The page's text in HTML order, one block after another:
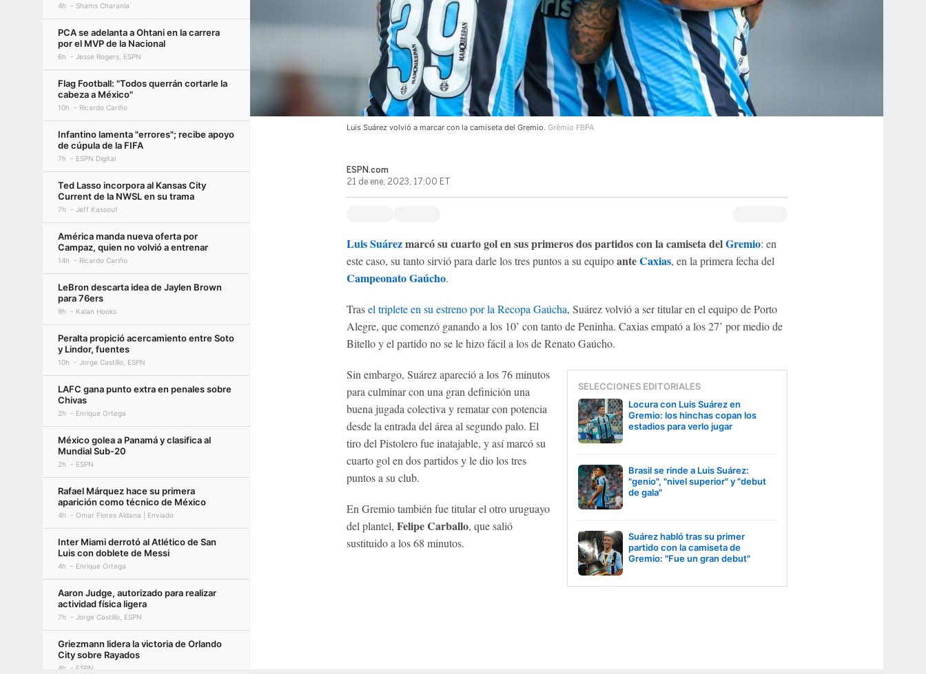
4h Shams Charania
PCA se adelanta a Ohtani en la carrera
por el MVP de la Nacional
6h Jesse Rogers, ESPN
Flag Football: "Todos querrán cortarle la
cabeza a México"
10h Ricardo Cariño
Infantino lamenta "errores"; recibe apoyo
de cúpula de la FIFA
7h ESPN Digital
Ted Lasso incorpora al Kansas City
Current de la NWSL en su trama
7h Jeff Kassouf
América manda nueva oferta por
Campaz, quien no volvió a entrenar
14h Ricardo Cariño
LeBron descarta idea de Jaylen Brown
para 76ers
9h Kalan Hooks
Peralta propició acercamiento entre Soto
y Lindor, fuentes
10h Jorge Castillo, ESPN
LAFC gana punto extra en penales sobre
Chivas
2h Enrique Ortega
México golea a Panamá y clasifica al
Mundial Sub-20
2h ESPN
Rafael Márquez hace su primera
aparición como técnico de México
4h Omar Flores Aldana | Enviado
Inter Miami derrotó al Atlético de San
Luis con doblete de Messi
4h Enrique Ortega
Aaron Judge, autorizado para realizar
actividad física ligera
7h Jorge Castillo, ESPN
Griezmann lidera la victoria de Orlando
City sobre Rayados
4h ESPN
Luis Suárez volvió a marcar con la camiseta del Gremio. Grêmio FBPA
ESPN.com
21 de ene, 2023, 17:00 ET
Luis Suárezmarcó su cuarto gol en sus primeros dos partidos con la camiseta delGremio: en
este caso, su tanto sirvió para darle los tres puntos a su equipoanteCaxias, en la primera fecha del
Campeonato Gaúcho.
Trasel triplete en su estreno por la Recopa Gaúcha, Suárez volvió a ser titular en el equipo de Porto
Alegre, que comenzó ganando a los 10’ con tanto de Peninha. Caxias empató a los 27’ por medio de
Bitello y el partido no se le hizo fácil a los de Renato Gaúcho.
SELECCIONES EDITORIALES
Locura con Luis Suárez en
Gremio: los hinchas copan los
estadios para verlo jugar
Brasil se rinde a Luis Suárez:
"genio", "nivel superior" y "debut
de gala"
Suárez habló tras su primer
partido con la camiseta de
Gremio: "Fue un gran debut"
Sin embargo, Suárez apareció a los 76 minutos
para culminar con una gran definición una
buena jugada colectiva y rematar con potencia
desde la entrada del área al segundo palo. El
tiro del Pistolero fue inatajable, y así marcó su
cuarto gol en dos partidos y le dio los tres
puntos a su club.
En Gremio también fue titular el otro uruguayo
del plantel, Felipe Carballo, que salió
sustituido a los 68 minutos.